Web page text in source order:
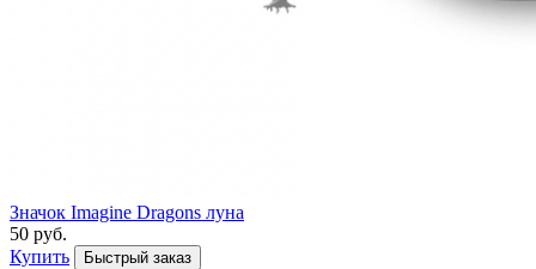
Значок Imagine Dragons луна
50 руб.
Купить
Быстрый заказ